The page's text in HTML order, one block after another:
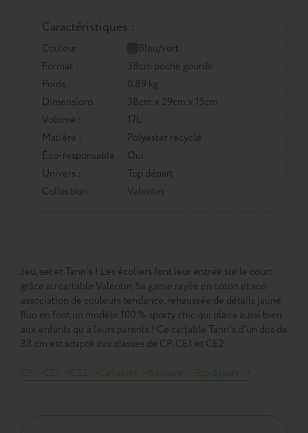
Caractéristiques :
Couleur :
Bleu/vert
Format :
38cm poche gourde
Poids :
0.89 kg
Dimensions :
38cm x 29cm x 15cm
Volume :
17L
Matière :
Polyester recyclé
Éco-responsable :
Oui
Univers :
Top départ
Collection :
Valentin
Jeu, set et Tann’s ! Les écoliers font leur entrée sur le court
grâce au cartable Valentin. Sa ganse rayée en coton et son
association de couleurs tendance, rehaussée de détails jaune
fluo en font un modèle 100 % sporty chic qui plaira aussi bien
aux enfants qu’à leurs parents ! Ce cartable Tann's d'un dos de
38 cm est adapté aux classes de CP, CE1 et CE2.